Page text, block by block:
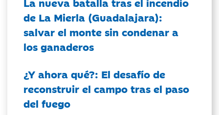
de La Mierla (Guadalajara):
salvar el monte sin condenar a
los ganaderos
¿Y ahora qué?: El desafío de
reconstruir el campo tras el paso
del fuego